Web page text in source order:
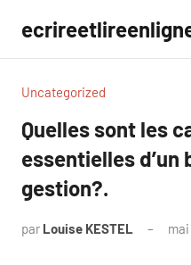
contenu
Uncategorized
Quelles sont les
essentielles d’un
gestion?.
par Louise KESTEL mai